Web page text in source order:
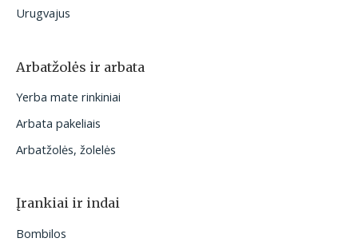
Urugvajus
Arbatžolės ir arbata
Yerba mate rinkiniai
Arbata pakeliais
Arbatžolės, žolelės
Įrankiai ir indai
Bombilos